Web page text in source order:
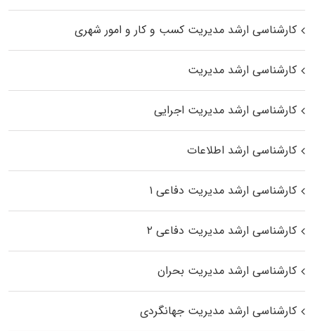
کارشناسی ارشد مدیریت کسب و کار و امور شهری
کارشناسی ارشد مدیریت
کارشناسی ارشد مدیریت اجرایی
کارشناسی ارشد اطلاعات
کارشناسی ارشد مدیریت دفاعی ۱
کارشناسی ارشد مدیریت دفاعی ۲
کارشناسی ارشد مدیریت بحران
کارشناسی ارشد مدیریت جهانگردی